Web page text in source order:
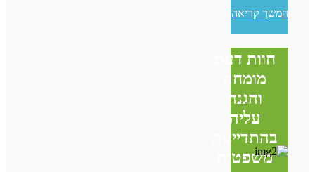
המשך קריאה
חוות דעת
מומחה
והגנה
עליה
בהתדיינות
משפטית